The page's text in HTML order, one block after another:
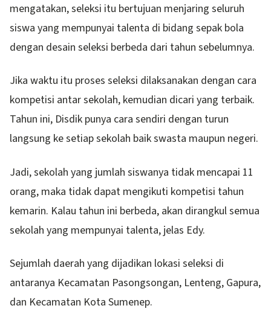
mengatakan, seleksi itu bertujuan menjaring seluruh
siswa yang mempunyai talenta di bidang sepak bola
dengan desain seleksi berbeda dari tahun sebelumnya.
Jika waktu itu proses seleksi dilaksanakan dengan cara
kompetisi antar sekolah, kemudian dicari yang terbaik.
Tahun ini, Disdik punya cara sendiri dengan turun
langsung ke setiap sekolah baik swasta maupun negeri.
Jadi, sekolah yang jumlah siswanya tidak mencapai 11
orang, maka tidak dapat mengikuti kompetisi tahun
kemarin. Kalau tahun ini berbeda, akan dirangkul semua
sekolah yang mempunyai talenta, jelas Edy.
Sejumlah daerah yang dijadikan lokasi seleksi di
antaranya Kecamatan Pasongsongan, Lenteng, Gapura,
dan Kecamatan Kota Sumenep.